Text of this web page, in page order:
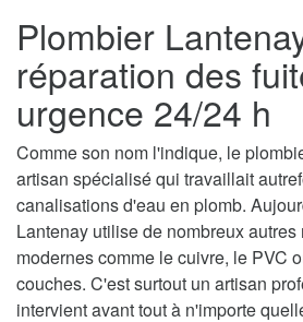
Plombier
réparation des
urgence 24/24 h
Comme son nom l'indique, le
artisan spécialisé qui travaillait
canalisations d'eau en plomb.
Lantenay utilise de nombreux
modernes comme le cuivre, le PVC
couches. C'est surtout un artisan
intervient avant tout à n'importe